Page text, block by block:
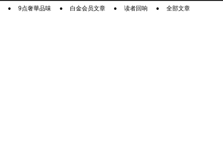
9点奢華品味 白金会员文章 读者回响 全部文章